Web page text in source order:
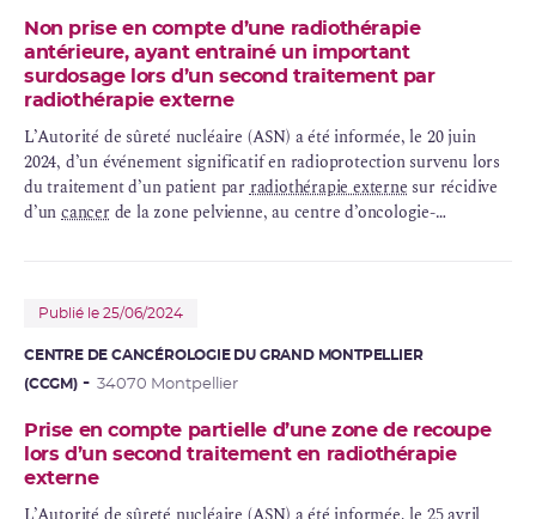
Non prise en compte d’une radiothérapie
antérieure, ayant entrainé un important
surdosage lors d’un second traitement par
radiothérapie externe
L’Autorité de sûreté nucléaire (ASN) a été informée, le 20 juin
2024, d’un événement significatif en radioprotection survenu lors
du traitement d’un patient par radiothérapie externesur récidive
d’uncancerde la zone pelvienne, au centre d’oncologie-
Publié le 25/06/2024
CENTRE DE CANCÉROLOGIE DU GRAND MONTPELLIER
(CCGM)
34070 Montpellier
Prise en compte partielle d’une zone de recoupe
lors d’un second traitement en radiothérapie
externe